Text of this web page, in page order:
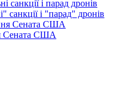
санкції і "парад" дронів
Сената США